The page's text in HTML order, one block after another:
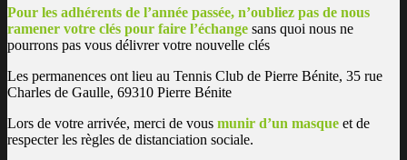
Pour les adhérents de l’année passée, n’oubliez pas de nous
ramener votre clés pour faire l’échange sans quoi nous ne
pourrons pas vous délivrer votre nouvelle clés
Les permanences ont lieu au Tennis Club de Pierre Bénite, 35 rue
Charles de Gaulle, 69310 Pierre Bénite
Lors de votre arrivée, merci de vous munir d’un masque et de
respecter les règles de distanciation sociale.